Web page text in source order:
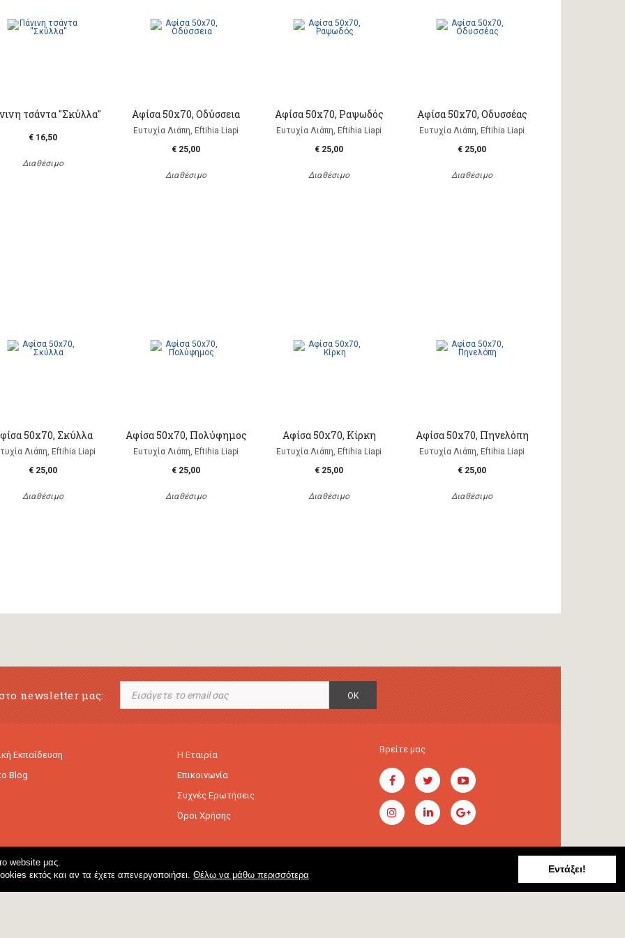
website μας.
εκτός και αν τα έχετε απενεργοποιήσει. Θέλω να μάθω περισσότερα
Εντάξει!
τσάντα ''Σκύλλα''
€ 16,50
Διαθέσιμο
Αφίσα 50x70, Οδύσσεια
Ευτυχία Λιάπη, Eftihia Liapi
€ 25,00
Διαθέσιμο
Αφίσα 50x70, Ραψωδός
Ευτυχία Λιάπη, Eftihia Liapi
€ 25,00
Διαθέσιμο
Αφίσα 50x70, Οδυσσέας
Ευτυχία Λιάπη, Eftihia Liapi
€ 25,00
Διαθέσιμο
50x70, Σκύλλα
Λιάπη, Eftihia Liapi
€ 25,00
Διαθέσιμο
Αφίσα 50x70, Πολύφημος
Ευτυχία Λιάπη, Eftihia Liapi
€ 25,00
Διαθέσιμο
Αφίσα 50x70, Κίρκη
Ευτυχία Λιάπη, Eftihia Liapi
€ 25,00
Διαθέσιμο
Αφίσα 50x70, Πηνελόπη
Ευτυχία Λιάπη, Eftihia Liapi
€ 25,00
Διαθέσιμο
newsletter μας: OK
Εκπαίδευση
Blog
Η Εταιρία
Επικοινωνία
Συχνές Ερωτήσεις
Όροι Χρήσης
Βρείτε μας
Handcrafted byRADIAL